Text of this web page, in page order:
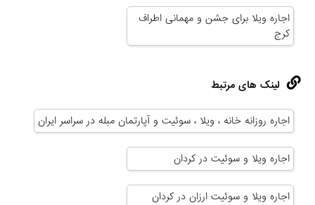
اجاره ویلا برای جشن و مهمانی اطراف
کرج
لینک های مرتبط
اجاره روزانه خانه ، ویلا ، سوئیت و آپارتمان مبله در سراسر ایران
اجاره ویلا و سوئیت در کردان
اجاره ویلا و سوئیت ارزان در کردان